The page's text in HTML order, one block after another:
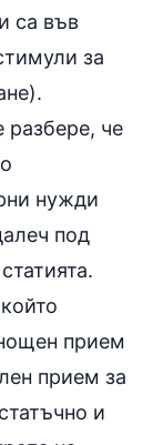
са във
за
разбере, че
нужди
под
прием
прием за
и